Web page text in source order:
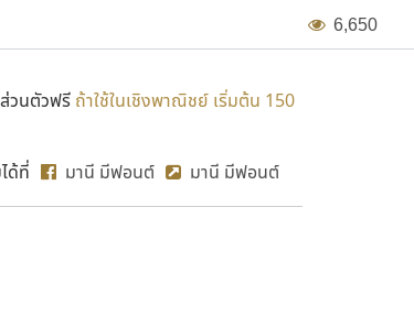
6,650
วนตัวฟรี ถ้าใช้ในเชิงพาณิชย์ เริ่มต้น 150
ด้ที่ มานี มีฟอนต์ มานี มีฟอนต์